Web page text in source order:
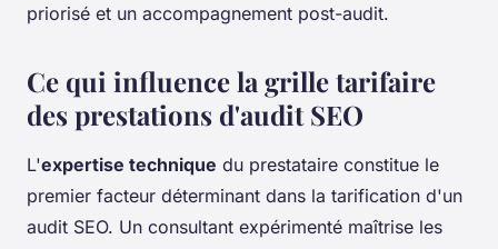
priorisé et un accompagnement post-audit.
Ce qui influence la grille tarifaire
des prestations d'audit SEO
L'expertise technique du prestataire constitue le
premier facteur déterminant dans la tarification d'un
audit SEO. Un consultant expérimenté maîtrise les